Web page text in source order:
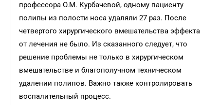
профессора О.М. Курбачевой, одному пациенту
полипы из полости носа удаляли 27 раз. После
четвертого хирургического вмешательства эффекта
от лечения не было. Из сказанного следует, что
решение проблемы не только в хирургическом
вмешательстве и благополучном техническом
удалении полипов. Важно также контролировать
воспалительный процесс.